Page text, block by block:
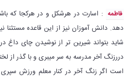
فاطمه : اسارت در هرشکل و در هرکجا که
شاید بتواند شیرین تر از نوشیدن چای
دررزنگ آخر مدرسه به سر میبری و با گذر از
است اگر زنگ آخر در کنار معلم ورزش